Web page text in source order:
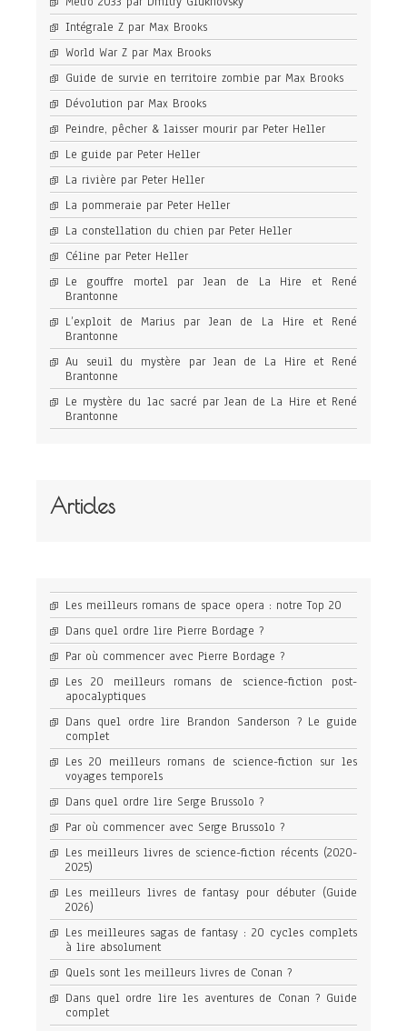
Intégrale Z par Max Brooks
World War Z par Max Brooks
Guide de survie en territoire zombie par Max Brooks
Dévolution par Max Brooks
Peindre, pêcher & laisser mourir par Peter Heller
Le guide par Peter Heller
La rivière par Peter Heller
La pommeraie par Peter Heller
La constellation du chien par Peter Heller
Céline par Peter Heller
Le gouffre mortel par Jean de La Hire et René
Brantonne
L’exploit de Marius par Jean de La Hire et René
Brantonne
Au seuil du mystère par Jean de La Hire et René
Brantonne
Le mystère du lac sacré par Jean de La Hire et René
Brantonne
Articles
Les meilleurs romans de space opera : notre Top 20
Dans quel ordre lire Pierre Bordage ?
Par où commencer avec Pierre Bordage ?
Les 20 meilleurs romans de science-fiction post-
apocalyptiques
Dans quel ordre lire Brandon Sanderson ? Le guide
complet
Les 20 meilleurs romans de science-fiction sur les
voyages temporels
Dans quel ordre lire Serge Brussolo ?
Par où commencer avec Serge Brussolo ?
Les meilleurs livres de science-fiction récents (2020-
2025)
Les meilleurs livres de fantasy pour débuter (Guide
2026)
Les meilleures sagas de fantasy : 20 cycles complets
à lire absolument
Quels sont les meilleurs livres de Conan ?
Dans quel ordre lire les aventures de Conan ? Guide
complet